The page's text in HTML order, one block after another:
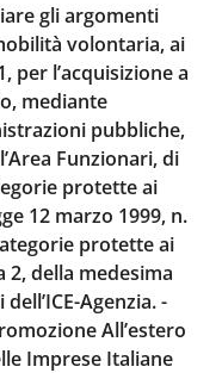
gli argomenti
volontaria, ai
per l’acquisizione a
mediante
pubbliche,
Funzionari, di
protette ai
12 marzo 1999, n.
protette ai
2, della medesima
Agenzia. -
All’estero
Imprese Italiane